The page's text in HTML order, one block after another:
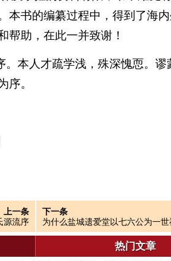
本书的编纂过程中，得到了海
帮助，在此一并致谢！
。本人才疏学浅，殊深愧恧。谬
序。
上一条
源流序
下一条
为什么盐城遗爱堂以七六公为一世
热门文章